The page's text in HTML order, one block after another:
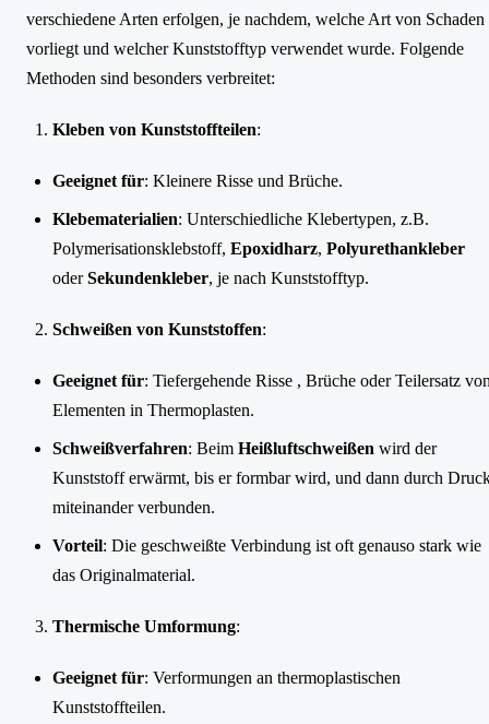
verschiedene Arten erfolgen, je nachdem, welche Art von Schaden
vorliegt und welcher Kunststofftyp verwendet wurde. Folgende
Methoden sind besonders verbreitet:
Kleben von Kunststoffteilen:
Geeignet für: Kleinere Risse und Brüche.
Klebematerialien: Unterschiedliche Klebertypen, z.B.
Polymerisationsklebstoff, Epoxidharz, Polyurethankleber
oderSekundenkleber, je nach Kunststofftyp.
Schweißen von Kunststoffen:
Geeignet für: Tiefergehende Risse , Brüche oder Teilersatz
Elementen in Thermoplasten.
Schweißverfahren: Beim Heißluftschweißen wird der
Kunststoff erwärmt, bis er formbar wird, und dann durch
miteinander verbunden.
Vorteil: Die geschweißte Verbindung ist oft genauso stark wie
das Originalmaterial.
Thermische Umformung:
Geeignet für: Verformungen an thermoplastischen
Kunststoffteilen.